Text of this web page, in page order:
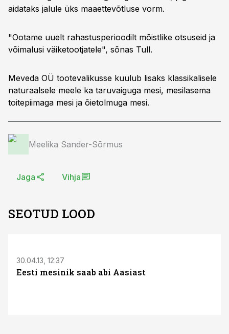
aidataks jalule üks maaettevõtluse vorm.
"Ootame uuelt rahastusperioodilt mõistlike otsuseid ja
võimalusi väiketootjatele", sõnas Tull.
Meveda OÜ tootevalikusse kuulub lisaks klassikalisele
naturaalsele meele ka taruvaiguga mesi, mesilasema
toitepiimaga mesi ja õietolmuga mesi.
Meelika Sander-Sõrmus
Jaga Vihja
SEOTUD LOOD
30.04.13, 12:37
Eesti mesinik saab abi Aasiast